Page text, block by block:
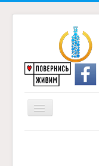
Перемикач
навігації